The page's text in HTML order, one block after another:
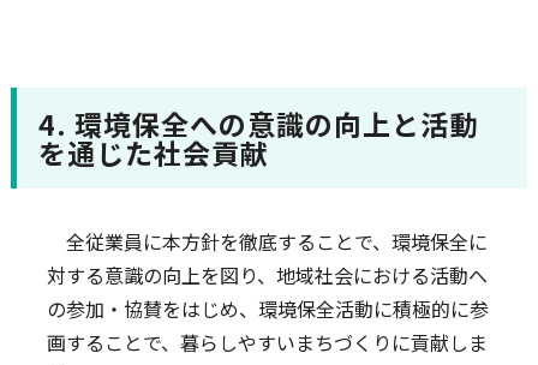
4. 環境保全への意識の向上と活動
を通じた社会貢献
全従業員に本方針を徹底することで、環境保全に
対する意識の向上を図り、地域社会における活動へ
の参加・協賛をはじめ、環境保全活動に積極的に参
画することで、暮らしやすいまちづくりに貢献しま